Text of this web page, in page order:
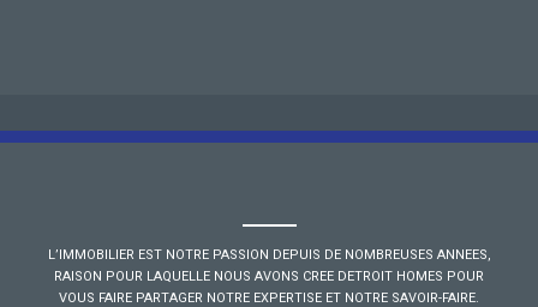
L’IMMOBILIER EST NOTRE PASSION DEPUIS DE NOMBREUSES ANNEES,
RAISON POUR LAQUELLE NOUS AVONS CREE DETROIT HOMES POUR
VOUS FAIRE PARTAGER NOTRE EXPERTISE ET NOTRE SAVOIR-FAIRE.